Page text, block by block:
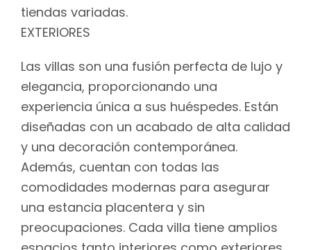
tiendas variadas.
EXTERIORES
Las villas son una fusión perfecta de lujo y
elegancia, proporcionando una
experiencia única a sus huéspedes. Están
diseñadas con un acabado de alta calidad
y una decoración contemporánea.
Además, cuentan con todas las
comodidades modernas para asegurar
una estancia placentera y sin
preocupaciones. Cada villa tiene amplios